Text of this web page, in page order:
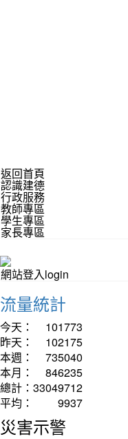
返回首頁
認識建德
行政服務
教師專區
學生專區
家長專區
網站登入login
流量統計
今天：
101773
昨天：
102175
本週：
735040
本月：
846235
總計： 33049712
平均：
9937
災害示警